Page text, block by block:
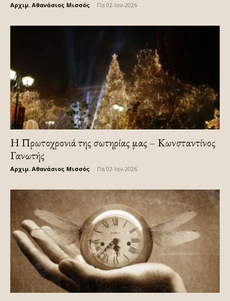
Αρχιμ. Αθανάσιος Μισσός Πα 02-Ιαν-2026
Η Πρωτοχρονιά της σωτηρίας μας – Κωνσταντίνος
Γανωτής
Αρχιμ. Αθανάσιος Μισσός Πα 02-Ιαν-2026